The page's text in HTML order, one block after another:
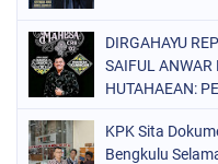
DIRGAHAYU
SAIFUL ANWAR
HUTAHAEAN:
PENGABDIAN
KPK Sita
Bengkulu